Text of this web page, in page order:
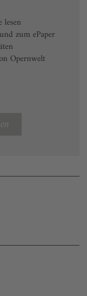
zum ePaper
Opernwelt